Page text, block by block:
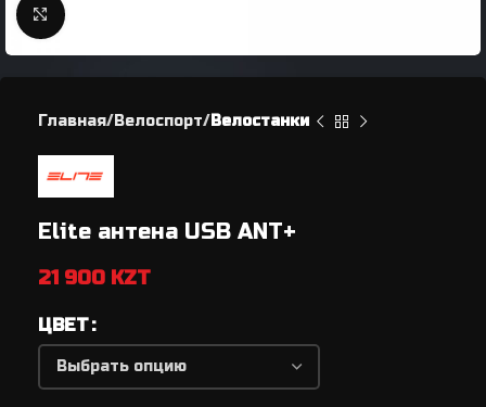
Нажмите, чтобы увеличить
Главная Велоспорт Велостанки
Elite антена USB ANT+
21 900 KZT
ЦВЕТ